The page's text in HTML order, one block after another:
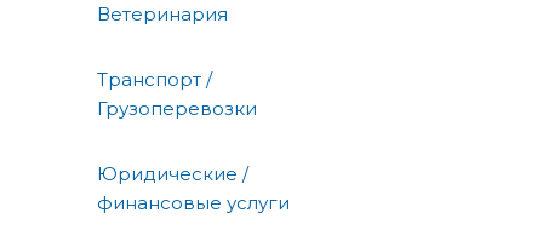
Ветеринария
Транспорт /
Грузоперевозки
Юридические /
финансовые услуги